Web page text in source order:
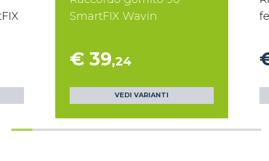
SmartFIX Wavin
€ 39,24
VEDI VARIANTI